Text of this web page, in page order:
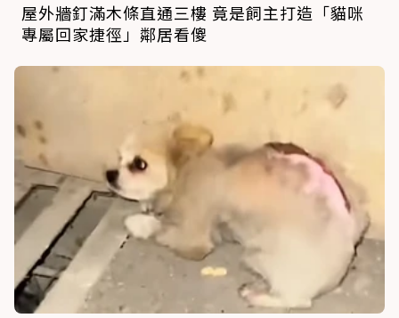
屋外牆釘滿木條直通三樓 竟是飼主打造「貓咪
專屬回家捷徑」鄰居看傻